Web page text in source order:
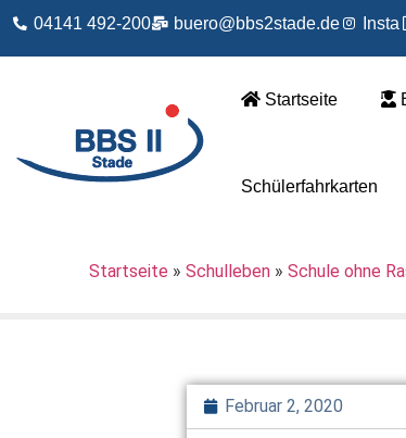
04141 492-200 buero@bbs2stade.de Insta
Startseite
Schülerfahrkarten
Startseite » Schulleben » Schule ohne
Februar 2, 2020